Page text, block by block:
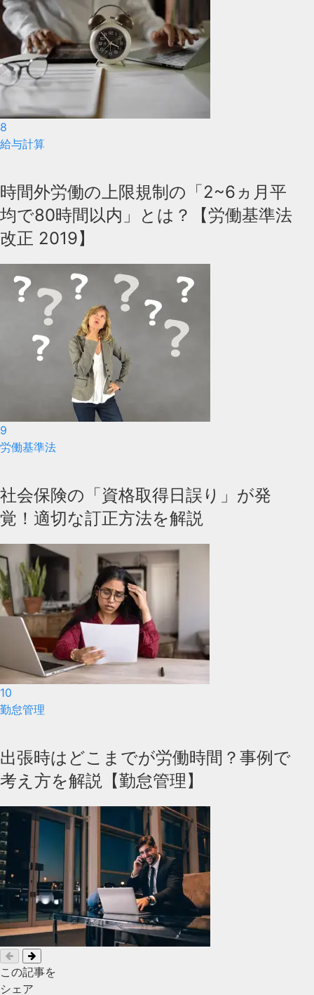
8
給与計算
時間外労働の上限規制の「2~6ヵ月平
均で80時間以内」とは？【労働基準法
改正 2019】
9
労働基準法
社会保険の「資格取得日誤り」が発
覚！適切な訂正方法を解説
10
勤怠管理
出張時はどこまでが労働時間？事例で
考え方を解説【勤怠管理】
この記事を
シェア